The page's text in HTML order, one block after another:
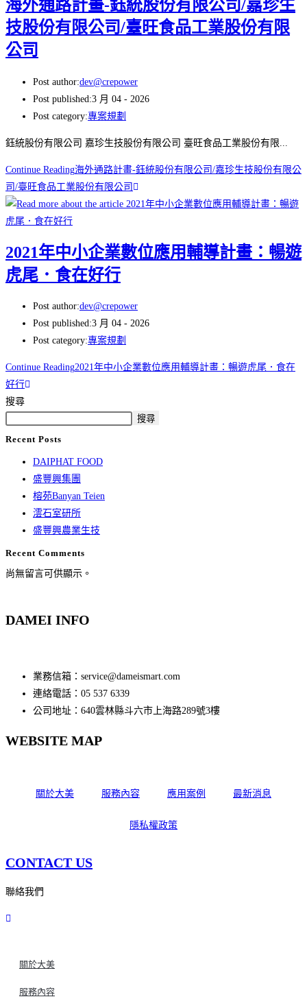
海外通路計畫-鈺統股份有限公司/嘉珍生
技股份有限公司/臺旺食品工業股份有限
公司
Post author:dev@crepower
Post published:3 月 04 - 2026
Post category:專案規劃
鈺統股份有限公司 嘉珍生技股份有限公司 臺旺食品工業股份有限...
Continue Reading海外通路計畫-鈺統股份有限公司/嘉珍生技股份有限公
司/臺旺食品工業股份有限公司
2021年中小企業數位應用輔導計畫：暢遊
虎尾．食在好行
Post author:dev@crepower
Post published:3 月 04 - 2026
Post category:專案規劃
Continue Reading2021年中小企業數位應用輔導計畫：暢遊虎尾．食在
好行
搜尋
搜尋
Recent Posts
DAIPHAT FOOD
盛豐興集團
榕苑Banyan Teien
澐石室研所
盛豐興農業生技
Recent Comments
尚無留言可供顯示。
DAMEI INFO
業務信箱：service@dameismart.com
連絡電話：05 537 6339
公司地址：640雲林縣斗六市上海路289號3樓
WEBSITE MAP
關於大美 服務內容 應用案例 最新消息
隱私權政策
CONTACT US
聯絡我們
關於大美
服務內容